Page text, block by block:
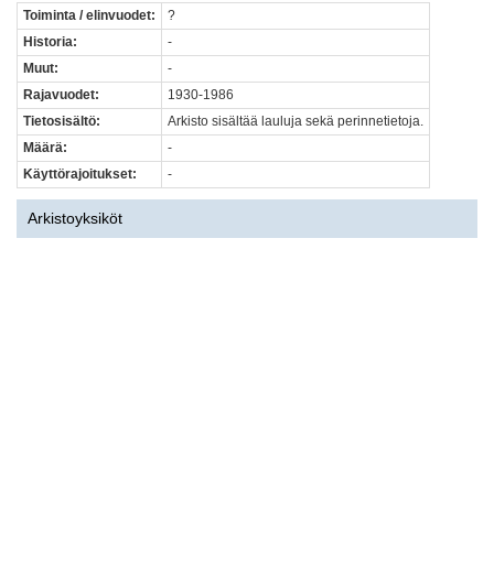
Toiminta / elinvuodet:
?
Historia:
-
Muut:
-
Rajavuodet:
1930-1986
Tietosisältö:
Arkisto sisältää lauluja sekä perinnetietoja.
Määrä:
-
Käyttörajoitukset:
-
Arkistoyksiköt